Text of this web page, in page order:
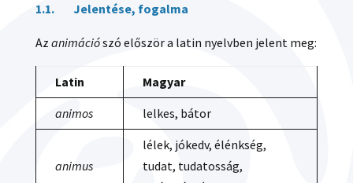
1.1. Jelentése, fogalma
Az animációszó először a latin nyelvben jelent meg:
Latin
Magyar
animos
lelkes, bátor
animus
lélek, jókedv, élénkség,
tudat, tudatosság,